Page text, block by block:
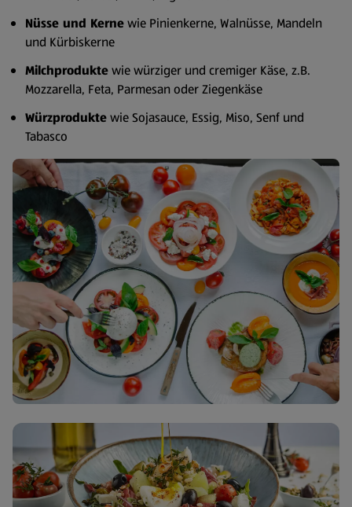
Nüsse und Kernewie Pinienkerne, Walnüsse, Mandeln
und Kürbiskerne
Milchproduktewie würziger und cremiger Käse, z.B.
Mozzarella, Feta, Parmesan oder Ziegenkäse
Würzproduktewie Sojasauce, Essig, Miso, Senf und
Tabasco